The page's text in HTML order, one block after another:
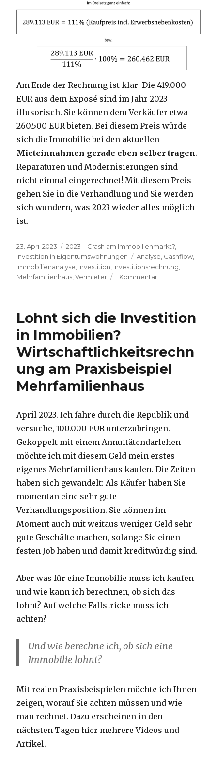
Am Ende der Rechnung ist klar: Die 419.000
EUR aus dem Exposé sind im Jahr 2023
illusorisch. Sie können dem Verkäufer etwa
260.500 EUR bieten. Bei diesem Preis würde
sich die Immobilie bei den aktuellen
Mieteinnahmen gerade eben selber tragen.
Reparaturen und Modernisierungen sind
nicht einmal eingerechnet! Mit diesem Preis
gehen Sie in die Verhandlung und Sie werden
sich wundern, was 2023 wieder alles möglich
ist.
Veröffentlicht
am
23. April 2023 Kategorien
2023 – Crash am Immobilienmarkt?
Investition in Eigentumswohnungen
Schlagwörter
Analyse Cashflow
Immobilienanalyse Investition Investitionsrechnung
Mehrfamilienhaus ,Vermieter 1 Kommentarzu
Berechnung:
aus
den
Mieteinnahmen
Lohnt sich die Investition
in Immobilien?
Wirtschaftlichkeitsrechn
ung am Praxisbeispiel
Mehrfamilienhaus
April 2023. Ich fahre durch die Republik und
versuche, 100.000 EUR unterzubringen.
Gekoppelt mit einem Annuitätendarlehen
möchte ich mit diesem Geld mein erstes
eigenes Mehrfamilienhaus kaufen. Die Zeiten
haben sich gewandelt: Als Käufer haben Sie
momentan eine sehr gute
Verhandlungsposition. Sie können im
Moment auch mit weitaus weniger Geld sehr
gute Geschäfte machen, solange Sie einen
festen Job haben und damit kreditwürdig sind.
Aber was für eine Immobilie muss ich kaufen
und wie kann ich berechnen, ob sich das
lohnt? Auf welche Fallstricke muss ich
achten?
Und wie berechne ich, ob sich eine
Immobilie lohnt?
Mit realen Praxisbeispielen möchte ich Ihnen
zeigen, worauf Sie achten müssen und wie
man rechnet. Dazu erscheinen in den
nächsten Tagen hier mehrere Videos und
Artikel.